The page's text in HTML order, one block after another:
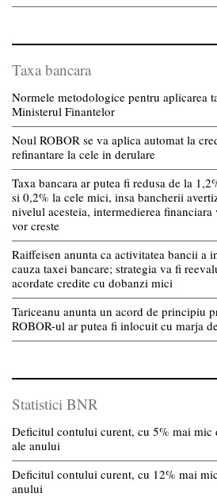
Taxa bancara
Normele metodologice pentru aplicarea
Ministerul Finantelor
Noul ROBOR se va aplica automat la
refinantare la cele in derulare
Taxa bancara ar putea fi redusa de la
si 0,2% la cele mici, insa bancherii
nivelul acesteia, intermedierea
vor creste
Raiffeisen anunta ca activitatea bancii a
cauza taxei bancare; strategia va fi
acordate credite cu dobanzi mici
Tariceanu anunta un acord de principiu
ROBOR-ul ar putea fi inlocuit cu marja
Statistici BNR
Deficitul contului curent, cu 5% mai
ale anului
Deficitul contului curent, cu 12% mai
anului